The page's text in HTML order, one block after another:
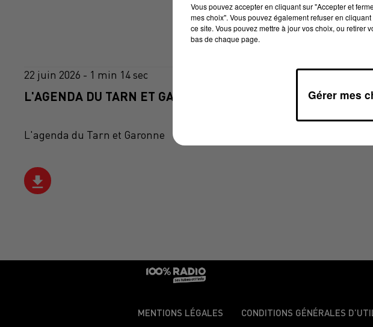
22 juin 2026 - 1 min 14 sec
L'AGENDA DU TARN ET GARONNE DU 22/06/2026 À 13H38
L'agenda du Tarn et Garonne
MENTIONS LÉGALES CONDITIONS GÉNÉRALES
Vous pouvez accepter en cliquant sur "Accepter et
mes choix". Vous pouvez également refuser en
ce site. Vous pouvez mettre à jour vos choix, ou retirer
bas de chaque page.
Gérer mes